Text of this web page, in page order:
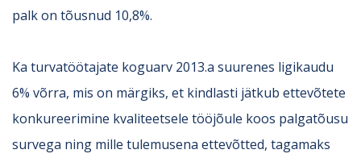
palk on tõusnud 10,8%.
Ka turvatöötajate koguarv 2013.a suurenes ligikaudu
6% võrra, mis on märgiks, et kindlasti jätkub ettevõtete
konkureerimine kvaliteetsele tööjõule koos palgatõusu
survega ning mille tulemusena ettevõtted, tagamaks